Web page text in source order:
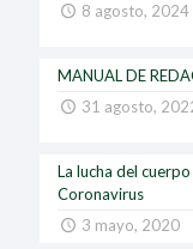
8 agosto, 2024
MANUAL DE
31 agosto,
La lucha del
Coronavirus
3 mayo, 2020